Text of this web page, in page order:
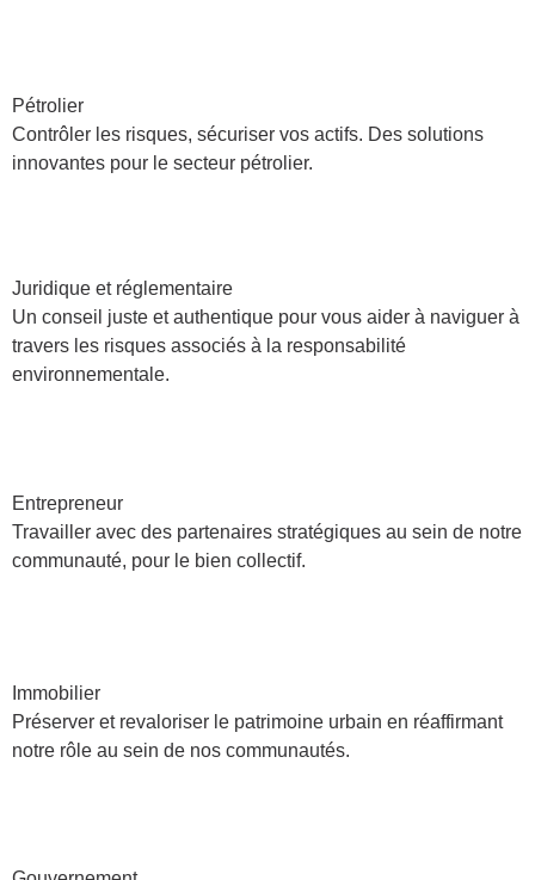
Pétrolier
Contrôler les risques, sécuriser vos actifs. Des solutions
innovantes pour le secteur pétrolier.
Juridique et réglementaire
Un conseil juste et authentique pour vous aider à naviguer à
travers les risques associés à la responsabilité
environnementale.
Entrepreneur
Travailler avec des partenaires stratégiques au sein de notre
communauté, pour le bien collectif.
Immobilier
Préserver et revaloriser le patrimoine urbain en réaffirmant
notre rôle au sein de nos communautés.